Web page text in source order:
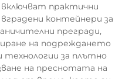
практични
контейнери за
прегради,
на подреждането
технологии за плътно
на преснотата на